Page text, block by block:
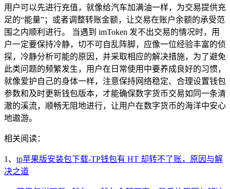
用户可以先进行充值，就像给汽车加满油一样，为交易提供充
足的“能量”；或者调整转账金额，让交易在账户余额的承受范
围之内顺利进行。 当遇到 imToken 发不出交易的情况时，用
户一定要保持冷静，切不可自乱阵脚，应像一位经验丰富的侦
探，冷静分析可能的原因，并采取相应的解决措施，为了避免
此类问题的频繁发生，用户在日常使用中要养成良好的习惯，
就像爱护自己的身体一样，注意保持网络稳定、合理设置钱包
参数和及时更新钱包版本，才能确保数字货币交易如同一条清
澈的溪流，顺畅无阻地进行，让用户在数字货币的海洋中安心
地遨游。
相关阅读：
1、 tp苹果版安装包下载-TP钱包有 HT 却转不了账，原因与解
决之道